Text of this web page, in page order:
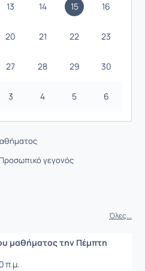
13 14 15 16
20 21 22 23
27 28 29 30
3 4 5 6
Προσωπικό γεγονός
Όλες...
μαθήματος την Πέμπτη
π.μ.